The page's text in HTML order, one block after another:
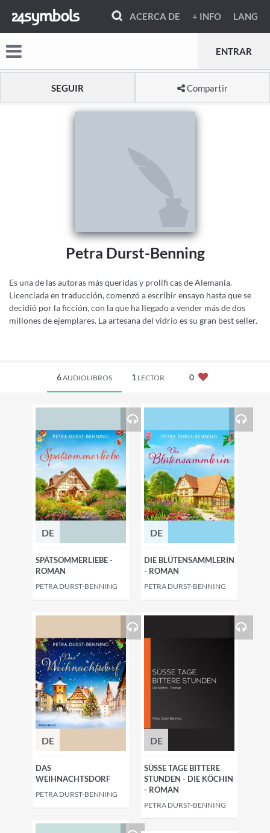
ACERCA DE + INFO LANG
ENTRAR
SEGUIR Compartir
Petra Durst-Benning
Es una de las autoras más queridas y prolífi cas de Alemania.
Licenciada en traducción, comenzó a escribir ensayo hasta que se
decidió por la ficción, con la que ha llegado a vender más de dos
millones de ejemplares. La artesana del vidrio es su gran best seller.
6AUDIOLIBROS 1LECTOR 0
DE
SPÄTSOMMERLIEBE -
ROMAN
PETRA DURST-BENNING
DE
DIE BLÜTENSAMMLERIN
- ROMAN
PETRA DURST-BENNING
DE
DAS
WEIHNACHTSDORF
PETRA DURST-BENNING
DE
SÜSSE TAGE BITTERE S
TUNDEN - DIE KÖCHIN -
ROMAN
PETRA DURST-BENNING